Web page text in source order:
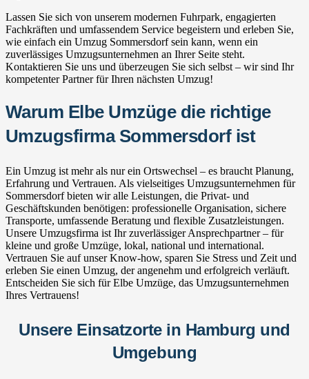
Lassen Sie sich von unserem modernen Fuhrpark, engagierten
Fachkräften und umfassendem Service begeistern und erleben Sie,
wie einfach ein Umzug Sommersdorf sein kann, wenn ein
zuverlässiges Umzugsunternehmen an Ihrer Seite steht.
Kontaktieren Sie uns und überzeugen Sie sich selbst – wir sind Ihr
kompetenter Partner für Ihren nächsten Umzug!
Warum Elbe Umzüge die richtige
Umzugsfirma Sommersdorf ist
Ein Umzug ist mehr als nur ein Ortswechsel – es braucht Planung,
Erfahrung und Vertrauen. Als vielseitiges Umzugsunternehmen für
Sommersdorf bieten wir alle Leistungen, die Privat- und
Geschäftskunden benötigen: professionelle Organisation, sichere
Transporte, umfassende Beratung und flexible Zusatzleistungen.
Unsere Umzugsfirma ist Ihr zuverlässiger Ansprechpartner – für
kleine und große Umzüge, lokal, national und international.
Vertrauen Sie auf unser Know-how, sparen Sie Stress und Zeit und
erleben Sie einen Umzug, der angenehm und erfolgreich verläuft.
Entscheiden Sie sich für Elbe Umzüge, das Umzugsunternehmen
Ihres Vertrauens!
Unsere Einsatzorte in Hamburg und
Umgebung